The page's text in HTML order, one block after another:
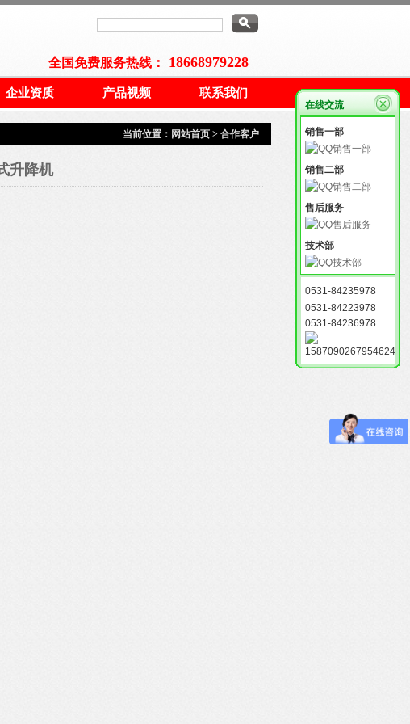
全国免费服务热线： 18668979228
企业资质 产品视频 联系我们
当前位置： 网站首页 > 合作客户
升降机
在线交流
销售一部
销售二部
售后服务
技术部
0531-84235978
0531-84223978
0531-84236978